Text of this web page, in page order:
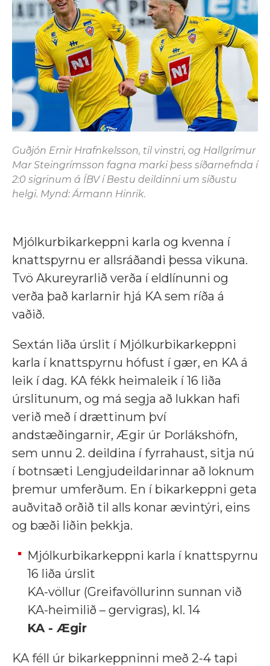
Guðjón Ernir Hrafnkelsson, til vinstri, og Hallgrímur
Mar Steingrímsson fagna marki þess síðarnefnda í
2:0 sigrinum á ÍBV í Bestu deildinni um síðustu
helgi. Mynd: Ármann Hinrik.
Mjólkurbikarkeppni karla og kvenna í
knattspyrnu er allsráðandi þessa vikuna.
Tvö Akureyrarlið verða í eldlínunni og
verða það karlarnir hjá KA sem ríða á
vaðið.
Sextán liða úrslit í Mjólkurbikarkeppni
karla í knattspyrnu hófust í gær, en KA á
leik í dag. KA fékk heimaleik í 16 liða
úrslitunum, og má segja að lukkan hafi
verið með í drættinum því
andstæðingarnir, Ægir úr Þorlákshöfn,
sem unnu 2. deildina í fyrrahaust, sitja nú
í botnsæti Lengjudeildarinnar að loknum
þremur umferðum. En í bikarkeppni geta
auðvitað orðið til alls konar ævintýri, eins
og bæði liðin þekkja.
Mjólkurbikarkeppni karla í knattspyrnu
16 liða úrslit
KA-völlur (Greifavöllurinn sunnan við
KA-heimilið – gervigras), kl. 14
KA - Ægir
KA féll úr bikarkeppninni með 2-4 tapi